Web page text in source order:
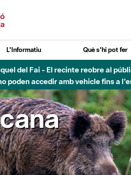
L'Informatiu Què s'hi pot fer
del Fai - El recinte reobre al
poden accedir amb vehicle fins a